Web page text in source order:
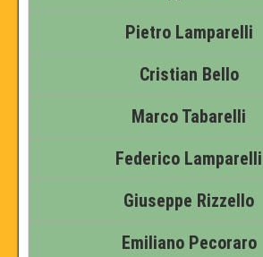
Pietro Lamparelli
Cristian Bello
Marco Tabarelli
Federico Lamparelli
Giuseppe Rizzello
Emiliano Pecoraro